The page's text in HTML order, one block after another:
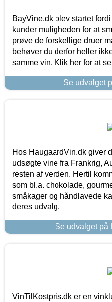
BayVine.dk blev startet
kunder muligheden for at
prøve de forskellige druer
behøver du derfor heller
samme vin. Klik her for at
Se udvalget
Hos HaugaardVin.dk giver
udsøgte vine fra Frankrig,
resten af verden. Hertil
som bl.a. chokolade,
småkager og håndlavede
deres udvalg.
Se udvalget på
VinTilKostpris.dk er en